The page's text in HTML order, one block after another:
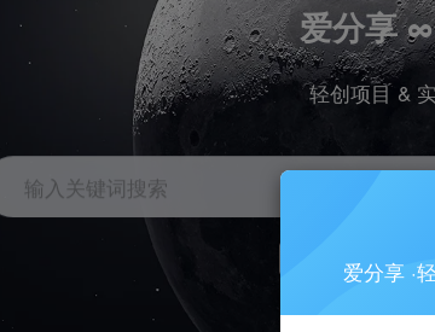
爱分享
轻创项目 &
输入关键词搜索
挂机 抖音
爱分享 ·